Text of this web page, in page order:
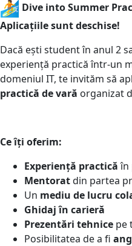
Dive into Summer
Aplicațiile sunt deschise!
Dacă ești student în anul 2
experiență practică într-un
domeniul IT, te invităm să
practică de vară organizat
Ce îți oferim:
Experiență practică în
Mentoratdin partea
Un mediu de lucru
Ghidaj în carieră
Prezentări tehnice pe
Posibilitatea de a fi